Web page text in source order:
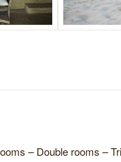
– Double rooms –